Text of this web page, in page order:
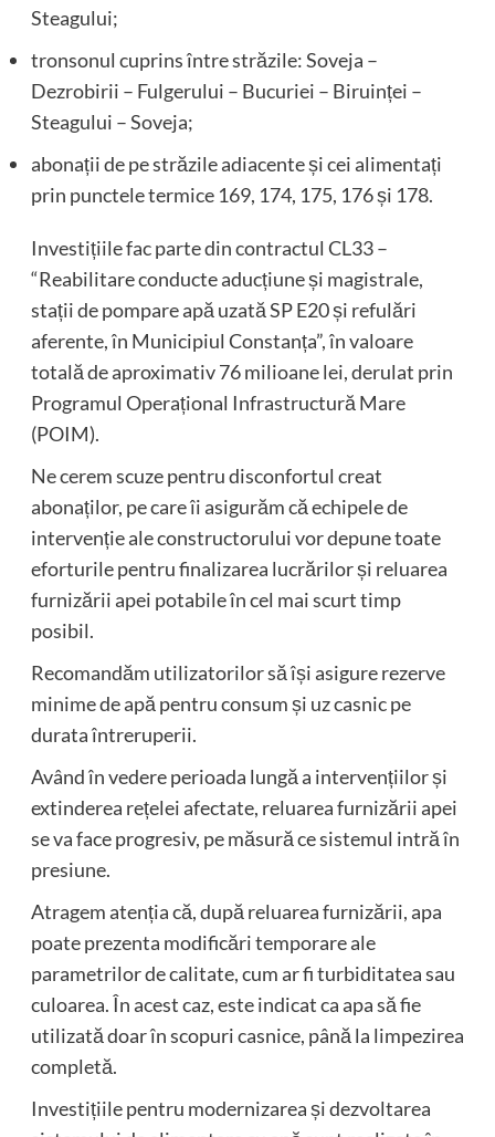
Steagului;
tronsonul cuprins între străzile: Soveja –
Dezrobirii – Fulgerului – Bucuriei – Biruinței –
Steagului – Soveja;
abonații de pe străzile adiacente și cei alimentați
prin punctele termice 169, 174, 175, 176 și 178.
Investițiile fac parte din contractul CL33 –
“Reabilitare conducte aducțiune și magistrale,
stații de pompare apă uzată SP E20 și refulări
aferente, în Municipiul Constanța”, în valoare
totală de aproximativ 76 milioane lei, derulat prin
Programul Operațional Infrastructură Mare
(POIM).
Ne cerem scuze pentru disconfortul creat
abonaților, pe care îi asigurăm că echipele de
intervenție ale constructorului vor depune toate
eforturile pentru finalizarea lucrărilor și reluarea
furnizării apei potabile în cel mai scurt timp
posibil.
Recomandăm utilizatorilor să își asigure rezerve
minime de apă pentru consum și uz casnic pe
durata întreruperii.
Având în vedere perioada lungă a intervențiilor și
extinderea rețelei afectate, reluarea furnizării apei
se va face progresiv, pe măsură ce sistemul intră în
presiune.
Atragem atenția că, după reluarea furnizării, apa
poate prezenta modificări temporare ale
parametrilor de calitate, cum ar fi turbiditatea sau
culoarea. În acest caz, este indicat ca apa să fie
utilizată doar în scopuri casnice, până la limpezirea
completă.
Investițiile pentru modernizarea și dezvoltarea